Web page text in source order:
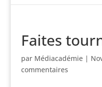
Faites
par Médiacadémie|
commentaires